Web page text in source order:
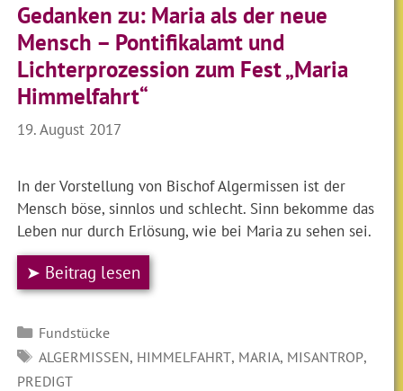
Gedanken zu: Maria als der neue
Mensch – Pontifikalamt und
Lichterprozession zum Fest „Maria
Himmelfahrt“
19. August 2017
In der Vorstellung von Bischof Algermissen ist der
Mensch böse, sinnlos und schlecht. Sinn bekomme das
Leben nur durch Erlösung, wie bei Maria zu sehen sei.
➤ Beitrag lesen
Kategorien
Fundstücke
SCHLAGWÖRTER
ALGERMISSEN, HIMMELFAHRT, MARIA, MISANTROP,
PREDIGT